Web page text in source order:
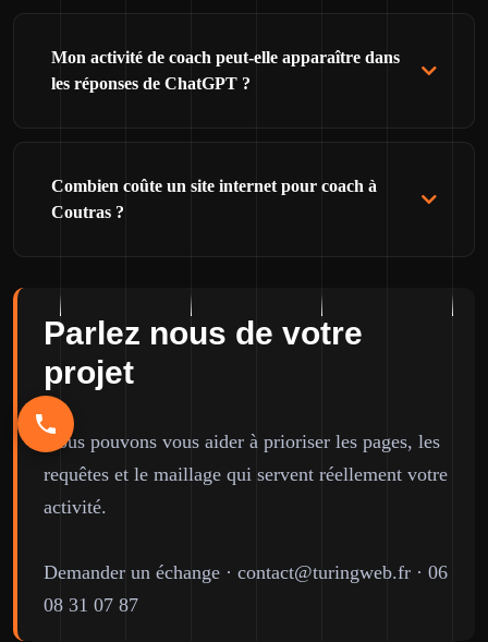
Mon activité de coach peut-elle apparaître dans
les réponses de ChatGPT ?
Combien coûte un site internet pour coach à
Coutras ?
Parlez nous de votre
projet
Nous pouvons vous aider à prioriser les pages, les
requêtes et le maillage qui servent réellement votre
activité.
Demander un échange · contact@turingweb.fr · 06
08 31 07 87